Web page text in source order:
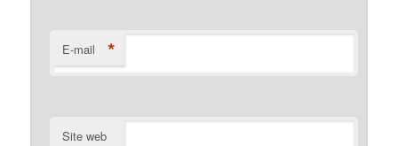
E-mail *
Site web